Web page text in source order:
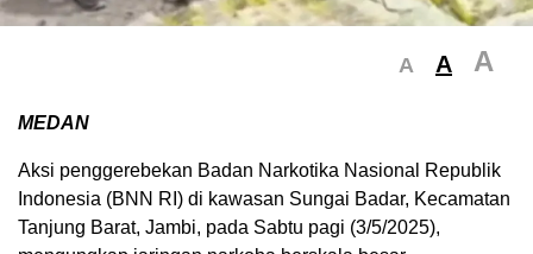
A A A
MEDAN
Aksi penggerebekan Badan Narkotika Nasional Republik
Indonesia (BNN RI) di kawasan Sungai Badar, Kecamatan
Tanjung Barat, Jambi, pada Sabtu pagi (3/5/2025),